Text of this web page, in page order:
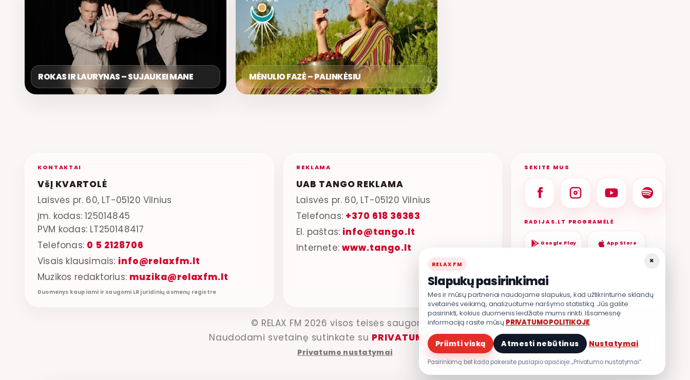
ROKAS IR LAURYNAS – SUJAUKEI MANE MĖNULIO FAZĖ – PALINKĖSIU
KONTAKTAI
VšĮ KVARTOLĖ
Laisvės pr. 60, LT-05120 Vilnius
Įm. kodas: 125014845
PVM kodas: LT250148417
Telefonas: 0 5 2128706
Visais klausimais: info@relaxfm.lt
Muzikos redaktorius: muzika@relaxfm.lt
Duomenys kaupiami ir saugomi LR juridinių asmenų registre
REKLAMA
UAB TANGO REKLAMA
Laisvės pr. 60, LT-05120 Vilnius
Telefonas: +370 618 36363
El. paštas: info@tango.lt
Internete:www.tango.lt
SEKITE MUS
RADIJAS.LT PROGRAMĖLĖ
Google Play App Store
© RELAX FM 2026 visos teisės saugomos.
Naudodami svetainę sutinkate su PRIVATUMO POLITIKA.
Privatumo nustatymai
×
RELAX FM
Slapukų pasirinkimai
Mes ir mūsų partneriai naudojame slapukus, kad užtikrintume sklandų
svetainės veikimą, analizuotume naršymo statistiką. Jūs galite
pasirinkti, kokius duomenis leidžiate mums rinkti. Išsamesnę
informaciją rasite mūsų PRIVATUMO POLITIKOJE.
Priimti viską Atmesti nebūtinus Nustatymai
Pasirinkimą bet kada pakeisite puslapio apačioje: „Privatumo nustatymai“.